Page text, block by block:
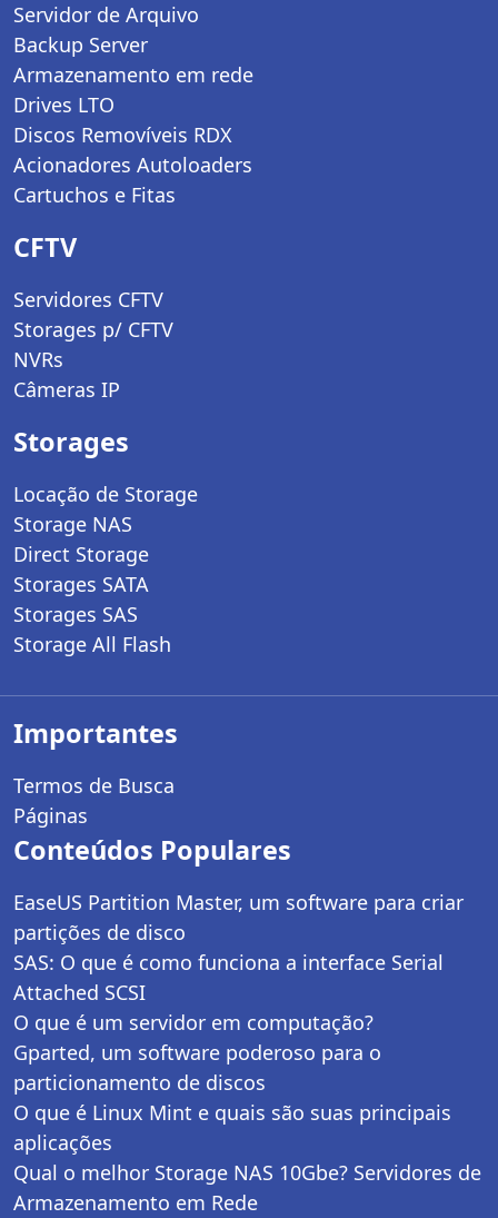
Servidor de Arquivo
Backup Server
Armazenamento em rede
Drives LTO
Discos Removíveis RDX
Acionadores Autoloaders
Cartuchos e Fitas
CFTV
Servidores CFTV
Storages p/ CFTV
NVRs
Câmeras IP
Storages
Locação de Storage
Storage NAS
Direct Storage
Storages SATA
Storages SAS
Storage All Flash
Importantes
Termos de Busca
Páginas
Conteúdos Populares
EaseUS Partition Master, um software para criar
partições de disco
SAS: O que é como funciona a interface Serial
Attached SCSI
O que é um servidor em computação?
Gparted, um software poderoso para o
particionamento de discos
O que é Linux Mint e quais são suas principais
aplicações
Qual o melhor Storage NAS 10Gbe? Servidores de
Armazenamento em Rede